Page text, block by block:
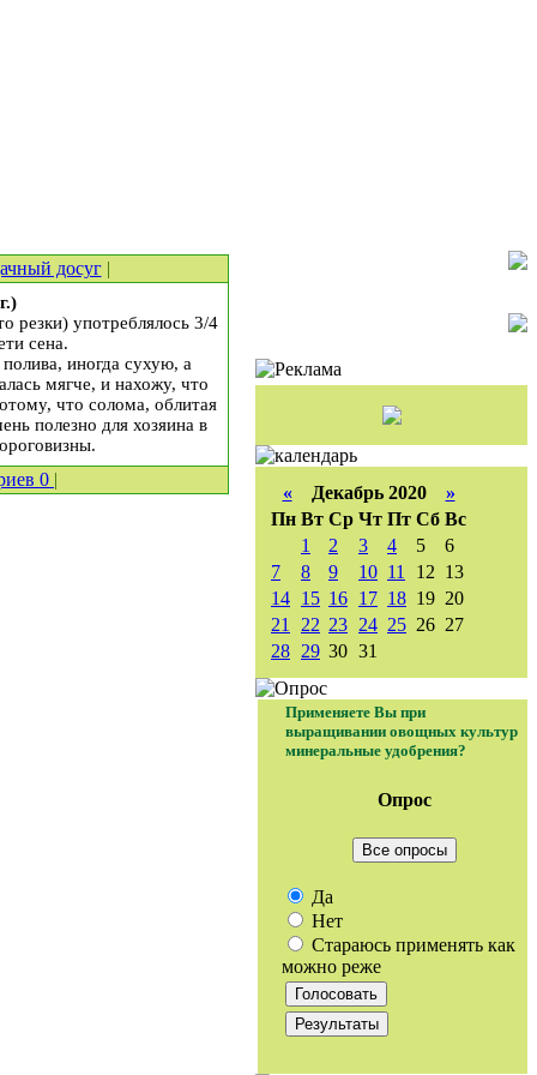
досуг|
резки) употреблялось 3/4
сена.
иногда сухую, а
мягче, и нахожу, что
что солома, облитая
полезно для хозяина в
0 |
«Декабрь 2020 »
Пн Вт Ср Чт Пт Сб Вс
1
2 3 4 5
6
7
8 9 10 11 12 13
14 15 16 17 18 19 20
21
22 23 24 25 26 27
28 29 30 31
Применяете Вы при
выращивании овощных культур
минеральные удобрения?
Опрос
Все опросы
Да
Нет
Стараюсь применять как
можно реже